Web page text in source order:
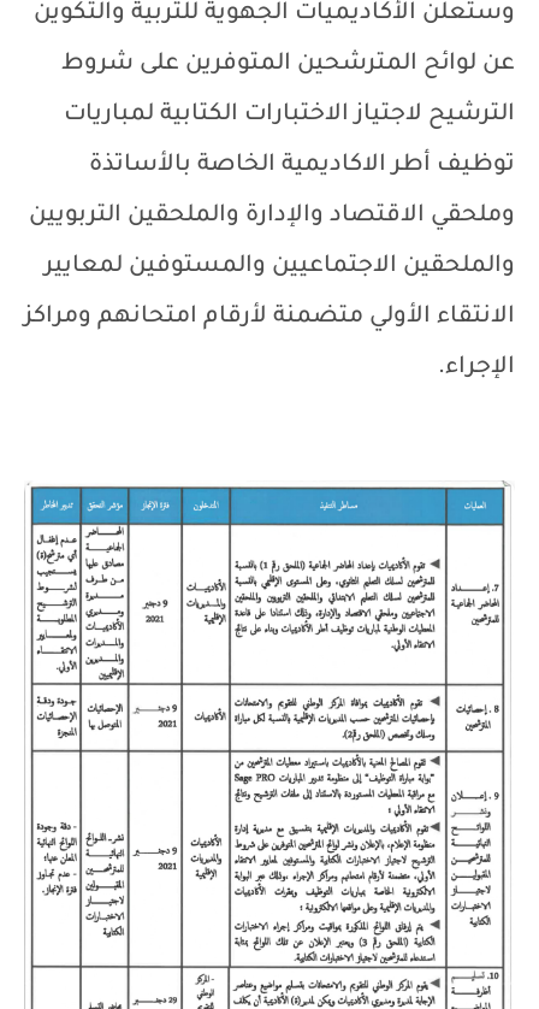
وستعلن الأكاديميات الجهوية للتربية والتكوين
عن لوائح المترشحين المتوفرين على شروط
الترشيح لاجتياز الاختبارات الكتابية لمباريات
توظيف أطر الاكاديمية الخاصة بالأساتذة
وملحقي الاقتصاد والإدارة والملحقين التربويين
والملحقين الاجتماعيين والمستوفين لمعايير
الانتقاء الأولي متضمنة لأرقام امتحانهم ومراكز
الإجراء.